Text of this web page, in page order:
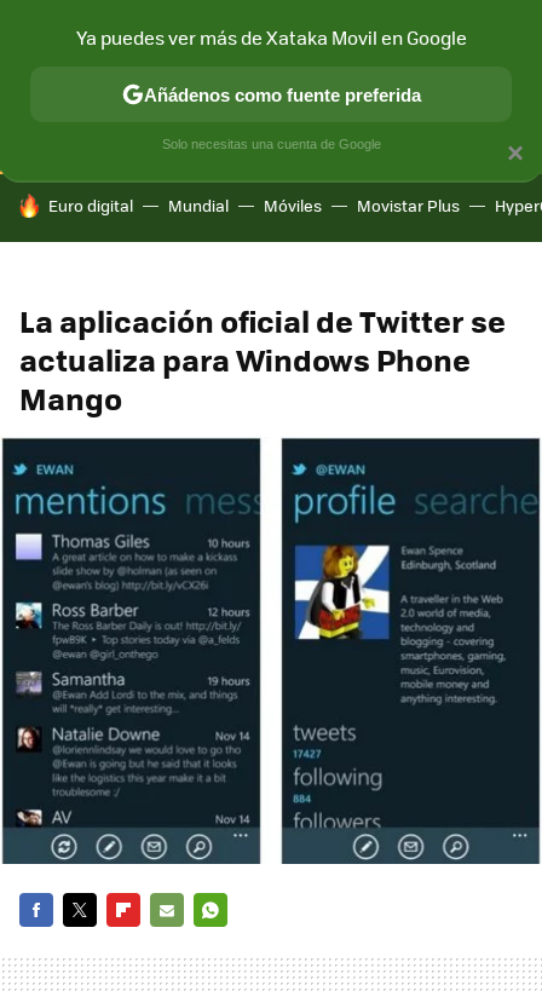
CONECTIVIDAD MÓVIL Y SOCIEDAD APLICACIONES
HOY SE HABLA DE
Euro digital Mundial Móviles Movistar Plus
La aplicación oficial de Twitter se
actualiza para Windows Phone
Mango
MAIL
×
Ya puedes ver más de Xataka Movil en Google
Añádenos como fuente preferida
Solo necesitas una cuenta de Google